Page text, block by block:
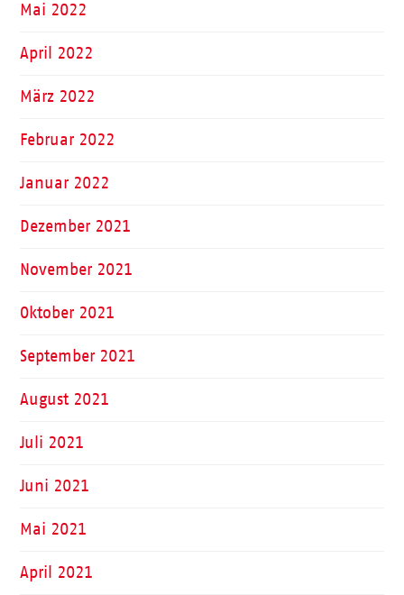
Mai 2022
April 2022
März 2022
Februar 2022
Januar 2022
Dezember 2021
November 2021
Oktober 2021
September 2021
August 2021
Juli 2021
Juni 2021
Mai 2021
April 2021